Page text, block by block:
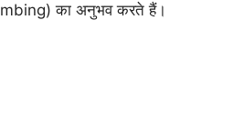
का अनुभव करते हैं।